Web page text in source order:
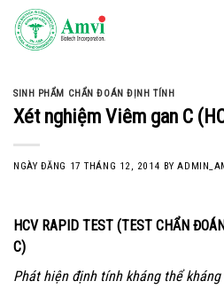
Skip
content
SINH PHẨM CHẨN ĐOÁN ĐỊNH TÍNH
Xét nghiệm Viêm gan C
NGÀY ĐĂNG 17 THÁNG 12, 2014 BY
HCV RAPID TEST (TEST CHẨN
C)
Phát hiện định tính kháng thể